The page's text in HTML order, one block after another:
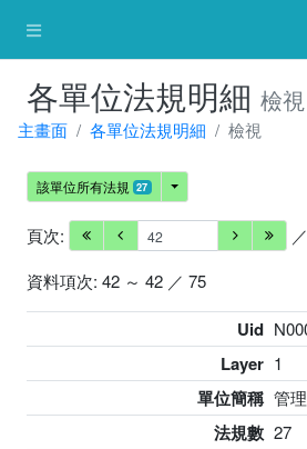
各單位法規明細 檢視
主畫面 各單位法規明細 檢視
該單位所有法規 27
頁次:
資料項次: 42 ～ 42 ／ 75
Uid
Layer 1
單位簡稱 管
法規數 27